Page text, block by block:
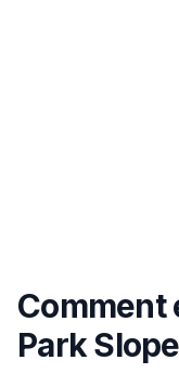
Comment
Park